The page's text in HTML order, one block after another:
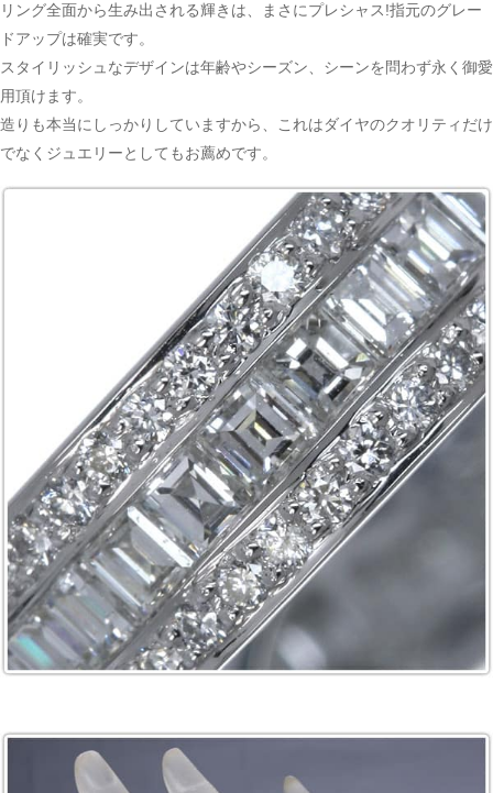
リング全面から生み出される輝きは、まさにプレシャス!指元のグレー
ドアップは確実です。
スタイリッシュなデザインは年齢やシーズン、シーンを問わず永く御愛
用頂けます。
造りも本当にしっかりしていますから、これはダイヤのクオリティだけ
でなくジュエリーとしてもお薦めです。